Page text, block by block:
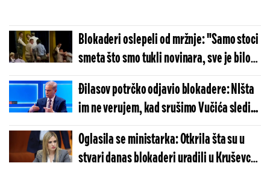
Blokaderi oslepeli od mržnje: "Samo stoci
smeta što smo tukli novinara, sve je bilo
puno zagrljaja i ozarenih lica"
Đilasov potrčko odjavio blokadere: NIšta
im ne verujem, kad srušimo Vučića sledi...
Oglasila se ministarka: Otkrila šta su u
stvari danas blokaderi uradili u Kruševcu